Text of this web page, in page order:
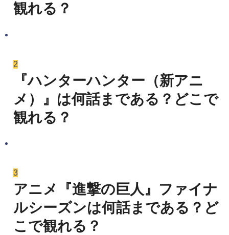
観れる？
2
『ハンターハンター（新アニ
メ）』は何話まである？どこで
観れる？
3
アニメ『進撃の巨人』ファイナ
ルシーズンは何話まである？ど
こで観れる？